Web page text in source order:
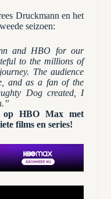
Druckmann en het
seizoen:
and HBO for our
to the millions of
The audience
and as a fan of the
Dog created, I
op HBO Max met
films en series!